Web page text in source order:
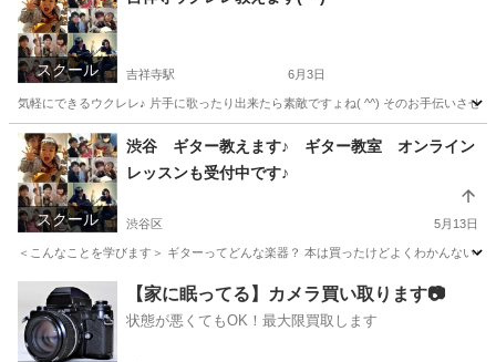
吉祥寺駅 その他
スクール 吉祥寺駅 6月3日
気軽にできるウクレレ♪ 片手に歌ったり出来たら素敵ですょね( ^^) そのお手伝いさせ
東京 武蔵野市 吉祥寺駅 ウクレレ レッスン
スクール
渋谷 ギター教えます♪ ギター教室 オンライン
レッスンも受付中です♪
渋谷区 5月13日
＜こんなことを学びます＞ ギターってどんな楽器？ 本は買ったけどよくわかんない
渋谷区 ギター
【家に眠ってる】カメラ買い取ります📷
状態が悪くてもOK！最大限買取します